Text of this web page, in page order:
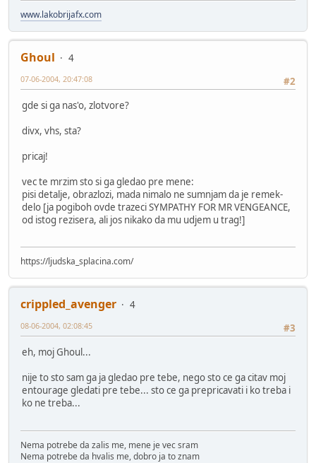
www.lakobrijafx.com
Ghoul
4
#2
07-06-2004, 20:47:08
gde si ga nas'o, zlotvore?
divx, vhs, sta?
pricaj!
vec te mrzim sto si ga gledao pre mene:
pisi detalje, obrazlozi, mada nimalo ne sumnjam da je remek-
delo [ja pogiboh ovde trazeci SYMPATHY FOR MR VENGEANCE,
od istog rezisera, ali jos nikako da mu udjem u trag!]
https://ljudska_splacina.com/
crippled_avenger
4
#3
08-06-2004, 02:08:45
eh, moj Ghoul...
nije to sto sam ga ja gledao pre tebe, nego sto ce ga citav moj
entourage gledati pre tebe... sto ce ga prepricavati i ko treba i
ko ne treba...
Nema potrebe da zalis me, mene je vec sram
Nema potrebe da hvalis me, dobro ja to znam